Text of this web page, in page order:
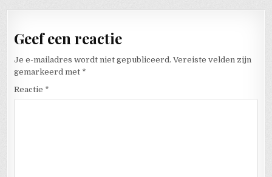
Geef een reactie
Je e-mailadres wordt niet gepubliceerd. Vereiste velden zijn
gemarkeerd met *
Reactie *